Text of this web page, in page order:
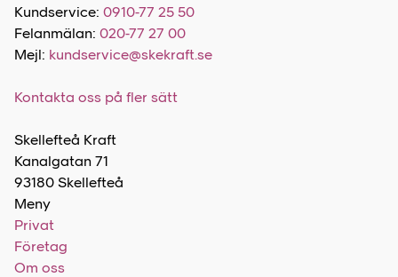
Kundservice: 0910-77 25 50
Felanmälan: 020-77 27 00
Mejl: kundservice@skekraft.se
Kontakta oss på fler sätt
Skellefteå Kraft
Kanalgatan 71
93180 Skellefteå
Meny
Privat
Företag
Om oss